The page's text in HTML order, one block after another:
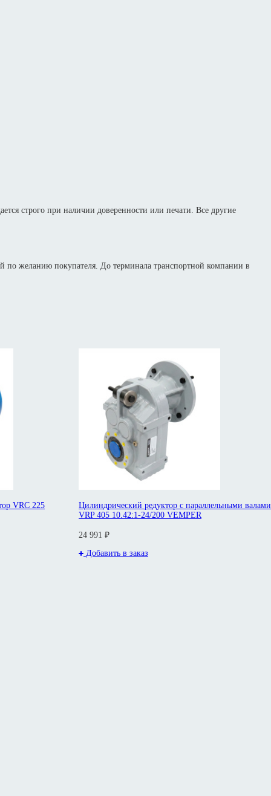
строго при наличии доверенности или печати. Все другие
по желанию покупателя. До терминала транспортной компании в
VRC 225
Цилиндрический редуктор с параллельными валами
VRP 405 10.42:1-24/200 VEMPER
24 991 ₽
Добавить в заказ